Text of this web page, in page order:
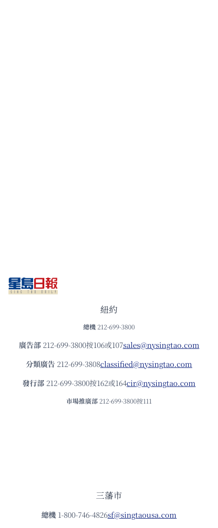
紐約
總機 212-699-3800
廣告部212-699-3800按106或107sales@nysingtao.com
分類廣告 212-699-3808classified@nysingtao.com
發⾏部 212-699-3800按162或164cir@nysingtao.com
市場推廣部 212-699-3800按111
三藩市
總機 1-800-746-4826sf@singtaousa.com